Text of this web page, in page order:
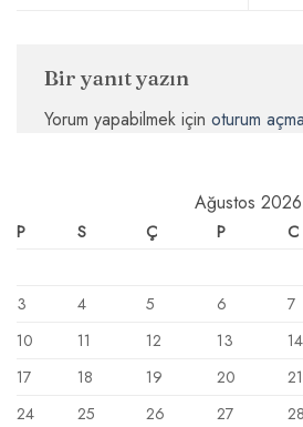
Bir yanıt yazın
Yorum yapabilmek için oturum
Ağustos 2026
P S Ç P C
3
4 5 6 7
10
11 12 13 14
17
18 19 20 21
24
25 26 27 28